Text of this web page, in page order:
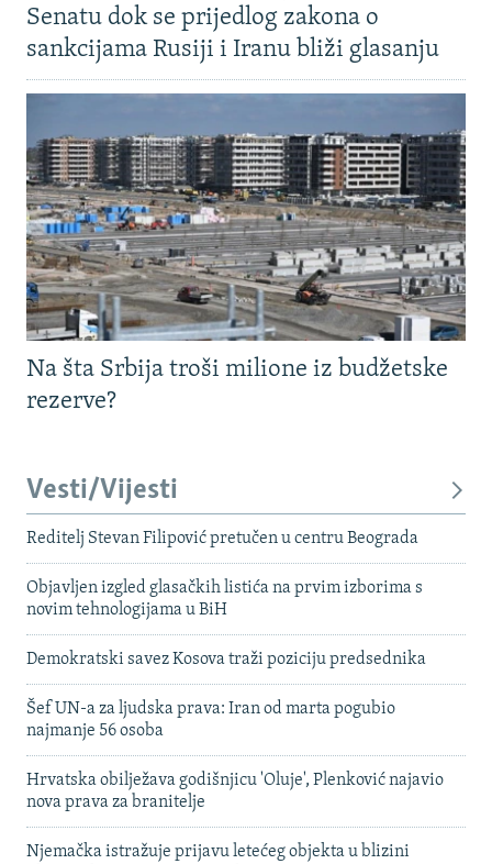
Senatu dok se prijedlog zakona o
sankcijama Rusiji i Iranu bliži glasanju
Na šta Srbija troši milione iz budžetske
rezerve?
Vesti/Vijesti
Reditelj Stevan Filipović pretučen u centru Beograda
Objavljen izgled glasačkih listića na prvim izborima s
novim tehnologijama u BiH
Demokratski savez Kosova traži poziciju predsednika
Šef UN-a za ljudska prava: Iran od marta pogubio
najmanje 56 osoba
Hrvatska obilježava godišnjicu 'Oluje', Plenković najavio
nova prava za branitelje
Njemačka istražuje prijavu letećeg objekta u blizini